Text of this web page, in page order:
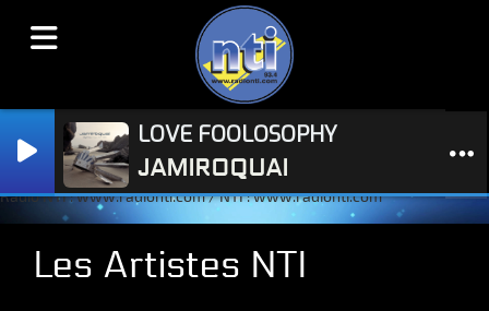
Radio NTI : www.radionti.com / NTI : www.radionti.com
LOVE FOOLOSOPHY
JAMIROQUAI
Les Artistes NTI